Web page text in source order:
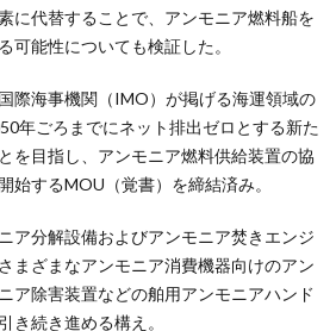
に代替することで、アンモニア燃料船を
可能性についても検証した。
際海事機関（IMO）が掲げる海運領域の
年ごろまでにネット排出ゼロとする新た
を目指し、アンモニア燃料供給装置の協
始するMOU（覚書）を締結済み。
ア分解設備およびアンモニア焚きエンジ
まざまなアンモニア消費機器向けのアン
ア除害装置などの舶用アンモニアハンド
き続き進める構え。